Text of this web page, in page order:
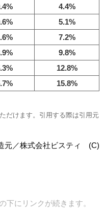
4.4%
5.1%
7.2%
9.8%
12.8%
15.8%
だけます。引用する際は引用元
元／株式会社ビスティ (C)
下にリンクが続きます。